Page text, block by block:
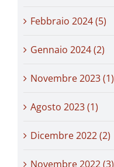
Febbraio 2024 (5)
Gennaio 2024 (2)
Novembre 2023 (1)
Agosto 2023 (1)
Dicembre 2022 (2)
Novembre 2022 (3)